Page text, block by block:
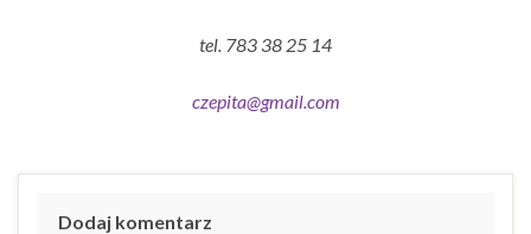
tel. 783 38 25 14
czepita@gmail.com
Dodaj komentarz